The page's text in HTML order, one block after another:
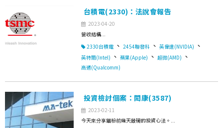
台積電(2330)：法說會報告
2023-04-20
營收結構...
2330台積電 、 2454聯發科 、 英偉達(NVIDIA) 、
英特爾(Intel) 、 蘋果(Apple) 、 超微(AMD) 、
高通(Qualcomm)
投資檢討個案：閎康(3587)
2023-02-11
今天來分享錨粉前幾天敲碗的投資心法。...